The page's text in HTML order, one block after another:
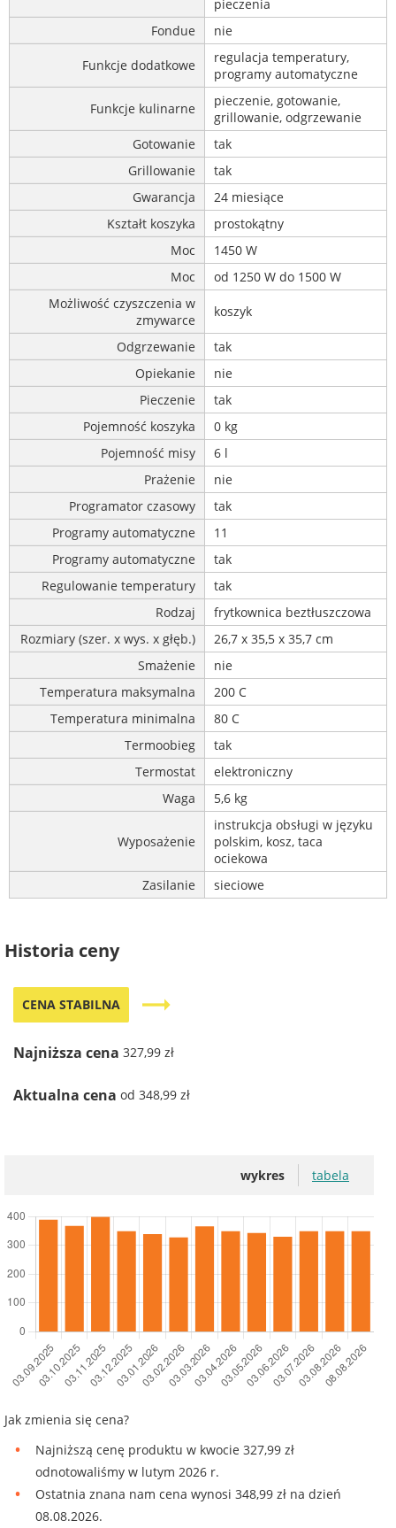
pieczenia
Fondue
nie
Funkcje dodatkowe
regulacja temperatury,
programy automatyczne
Funkcje kulinarne
pieczenie, gotowanie,
grillowanie, odgrzewanie
Gotowanie
tak
Grillowanie
tak
Gwarancja
24 miesiące
Kształt koszyka
prostokątny
Moc
1450 W
Moc
od 1250 W do 1500 W
Możliwość czyszczenia w
zmywarce
koszyk
Odgrzewanie
tak
Opiekanie
nie
Pieczenie
tak
Pojemność koszyka
0 kg
Pojemność misy
6 l
Prażenie
nie
Programator czasowy
tak
Programy automatyczne
11
Programy automatyczne
tak
Regulowanie temperatury
tak
Rodzaj
frytkownica beztłuszczowa
Rozmiary (szer. x wys. x głęb.)
26,7 x 35,5 x 35,7 cm
Smażenie
nie
Temperatura maksymalna
200 C
Temperatura minimalna
80 C
Termoobieg
tak
Termostat
elektroniczny
Waga
5,6 kg
Wyposażenie
instrukcja obsługi w języku
polskim, kosz, taca
ociekowa
Zasilanie
sieciowe
Historia ceny
CENA STABILNA trending_flat
Najniższa cena 327,99 zł
Aktualna cena od 348,99 zł
wykres tabela
Jak zmienia się cena?
Najniższą cenę produktu w kwocie 327,99 zł
odnotowaliśmy w lutym 2026 r.
Ostatnia znana nam cena wynosi 348,99 zł na dzień
08.08.2026.